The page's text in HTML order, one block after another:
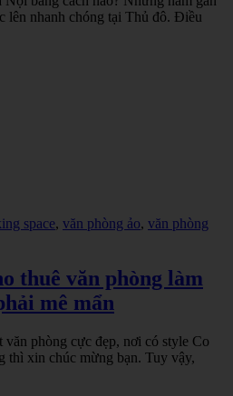
lên nhanh chóng tại Thủ đô. Điều
space, văn phòng ảo, văn phòng
thuê văn phòng làm
mê mẩn
văn phòng cực đẹp, nơi có style Co
thì xin chúc mừng bạn. Tuy vậy,